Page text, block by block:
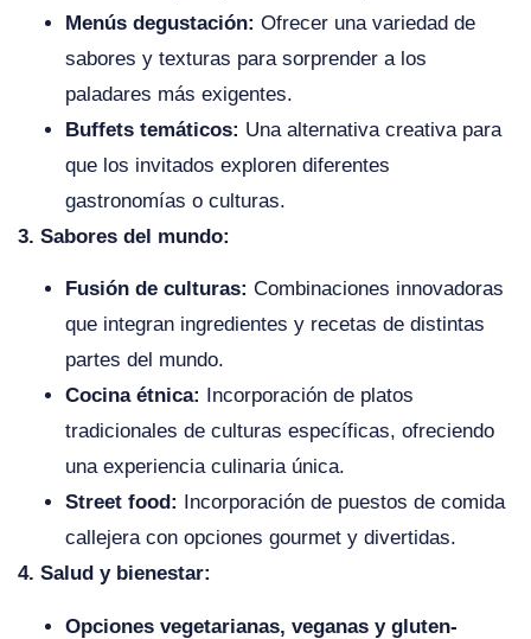
Menús degustación: Ofrecer una variedad de
sabores y texturas para sorprender a los
paladares más exigentes.
Buffets temáticos: Una alternativa creativa para
que los invitados exploren diferentes
gastronomías o culturas.
3. Sabores del mundo:
Fusión de culturas: Combinaciones innovadoras
que integran ingredientes y recetas de distintas
partes del mundo.
Cocina étnica:
Incorporación de platos
tradicionales de culturas específicas, ofreciendo
una experiencia culinaria única.
Street food:
Incorporación de puestos de comida
callejera con opciones gourmet y divertidas.
4. Salud y bienestar:
Opciones vegetarianas, veganas y gluten-